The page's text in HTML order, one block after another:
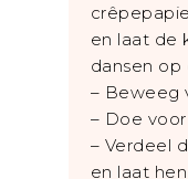
en laat de
dansen op
– Beweeg
– Doe
– Verdeel
en laat